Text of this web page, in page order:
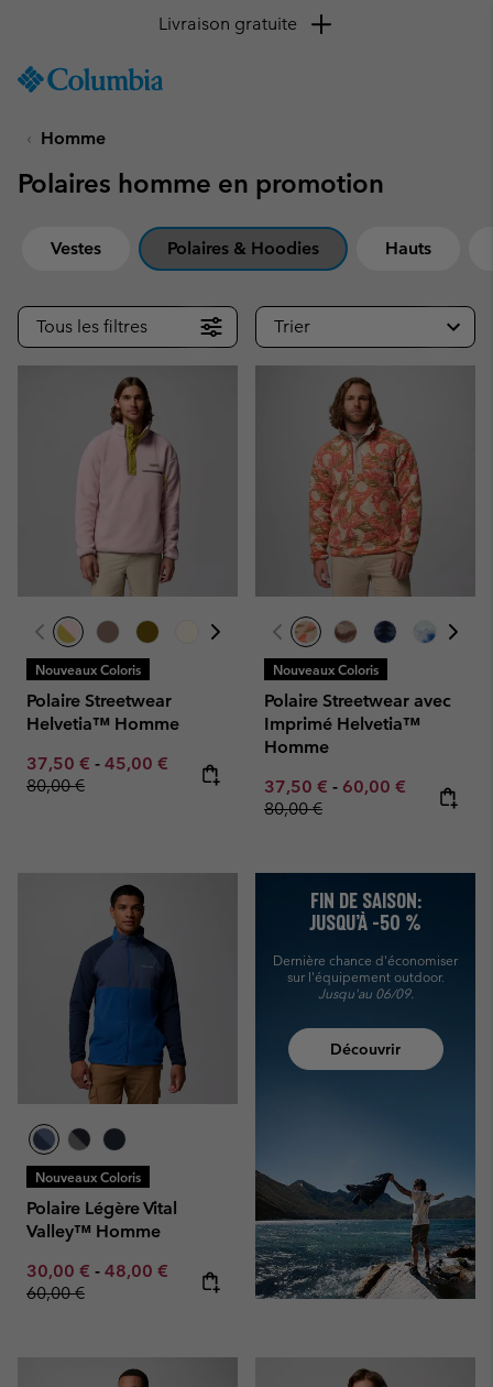
TO
SKIP
MAIN
SKIP
Livraison gratuite
Homme
Polaires homme en promotion
Vestes Polaires & Hoodies Hauts
Tous les filtres Trier
Nouveaux Coloris
Polaire Streetwear
Helvetia™ Homme
Minimum sale price:
37,50 € - Maximum sale price:
45,00 € Regular price:
80,00 €
Nouveaux Coloris
Polaire Streetwear avec
Imprimé Helvetia™
Homme
Minimum sale price:
37,50 € - Maximum sale
60,00 € Regular
80,00 €
Nouveaux Coloris
Polaire Légère Vital
Valley™ Homme
Minimum sale price:
30,00 € - Maximum sale price:
48,00 € Regular price:
60,00 €
FIN DE SAISON:
JUSQU’À -50 %
Dernière chance d'économiser
sur l'équipement outdoor.
Jusqu'au 06/09.
Découvrir